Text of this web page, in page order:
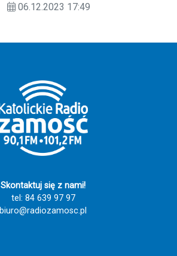
bliźniego".
06.12.2023 17:49
Skontaktuj się z nami!
tel: 84 639 97 97
biuro@radiozamosc.pl